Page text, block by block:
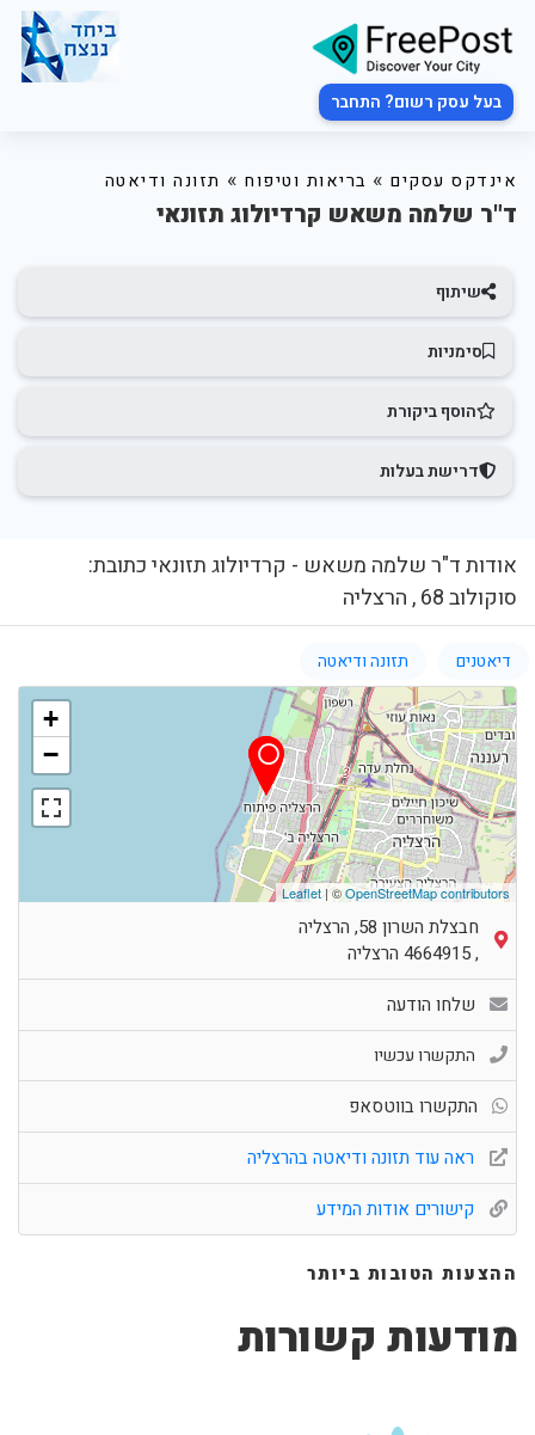
בעל עסק רשום? התחבר
אינדקס עסקים » בריאות וטיפוח » תזונה ודיאטה
ד"ר שלמה משאש קרדיולוג תזונאי
שיתוף
סימניות
הוסף ביקורת
דרישת בעלות
אודות ד"ר שלמה משאש - קרדיולוג תזונאי כתובת:
סוקולוב 68 , הרצליה
דיאטנים תזונה ודיאטה
+
−
Leaflet | ©OpenStreetMap contributors
חבצלת השרון 58, הרצליה
,
4664915 הרצליה
שלחו הודעה
התקשרו עכשיו
התקשרו בווטסאפ
ראה עוד תזונה ודיאטה בהרצליה
קישורים אודות המידע
ההצעות הטובות ביותר
מודעות קשורות